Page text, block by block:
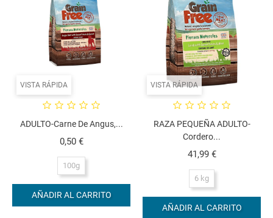
VISTA RÁPIDA
ADULTO-Carne De Angus,...
0,50 €Precio
100g
AÑADIR AL CARRITO
VISTA RÁPIDA
RAZA PEQUEÑA ADULTO-
Cordero...
41,99 €Precio
6 kg
AÑADIR AL CARRITO